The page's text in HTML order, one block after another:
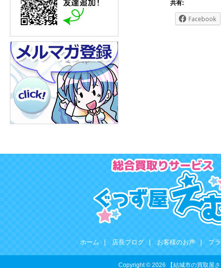
共有:
Facebook
ホーム 店長ブログ お客様のお声 プ
Copyright © 2026 【結城市の買取屋